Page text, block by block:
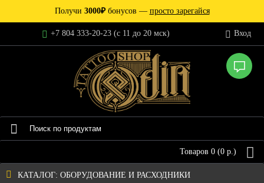
Получи 3000₽бонусов — просто зарегайся
+7 804 333-20-23 (c 11 до 20 мск) Вход
Товаров 0 (0 р.)
КАТАЛОГ: ОБОРУДОВАНИЕ И РАСХОДНИКИ